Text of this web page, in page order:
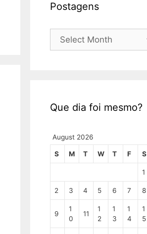
Postagens
Postagens
Que dia foi mesmo?
August 2026
S M T W T F S
1
2 3 4 5 6 7 8
9
1
0
11
1
2
1
3
1
4
1
5